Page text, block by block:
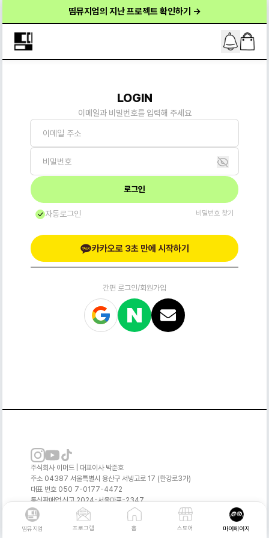
띰뮤지엄의 지난 프로젝트 확인하기 →
LOGIN
이메일과 비밀번호를 입력해 주세요
로그인
자동로그인 비밀번호 찾기
카카오로 3초 만에 시작하기
간편 로그인/회원가입
주식회사 이머드 | 대표이사 박준호
주소 04387 서울특별시 용산구 서빙고로 17 (한강로3가)
대표 번호 050 7-0177-4472
통신판매업 신고 2024-서울마포-2347
사업자 등록번호 740-81-03119 [사업자 정보확인]
개인정보관리책임자 박준호 info@theme-museum.com
띰뮤지엄 프로그램 홈 스토어 마이페이지